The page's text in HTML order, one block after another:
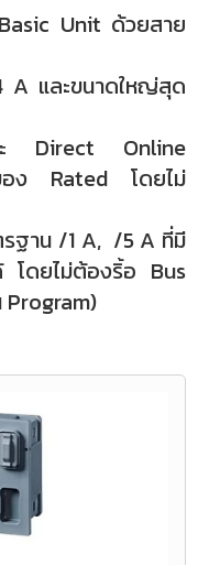
Unit ด้วยสาย
และขนาดใหญ่สุด
ณะ Direct Online
Rated โดยไม่
รฐาน /1 A, /5 A ที่มี
ดยไม่ต้องริ้อ Bus
Program)